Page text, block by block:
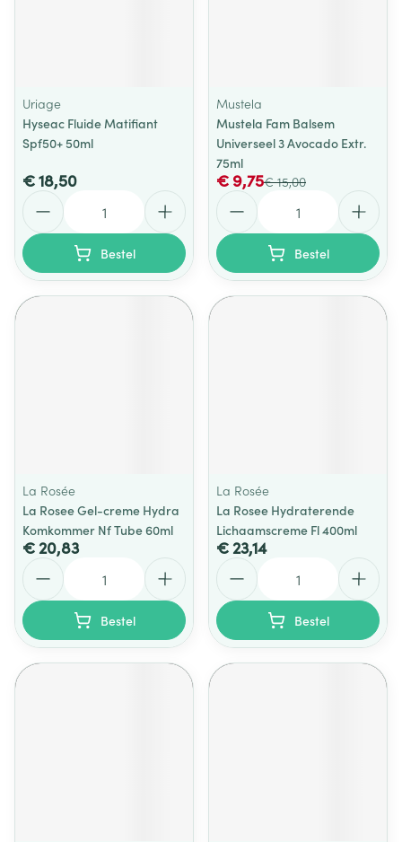
Uriage
Hyseac Fluide Matifiant
Spf50+ 50ml
€ 18,50
Bestel
Mustela
Mustela Fam Balsem
Universeel 3 Avocado Extr.
75ml
€ 15,00
€ 9,75
Bestel
La Rosée
La Rosee Gel-creme Hydra
Komkommer Nf Tube 60ml
€ 20,83
Bestel
La Rosée
La Rosee Hydraterende
Lichaamscreme Fl 400ml
€ 23,14
Bestel